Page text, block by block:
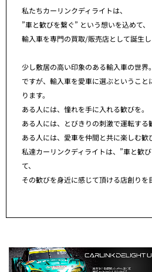
私たちカーリンクディライトは、
”車と歓びを繋ぐ” という想いを込めて、
輸入車を専門の買取/販売店として誕生し
少し敷居の高い印象のある輸入車の世界。
ですが、輸入車を愛車に選ぶということ
ります。
ある人には、憧れを手に入れる歓びを。
ある人には、とびきりの刺激で運転する
ある人には、愛車を仲間と共に楽しむ歓
私達カーリンクディライトは、”車と歓
て、
その歓びを身近に感じて頂ける店創りを